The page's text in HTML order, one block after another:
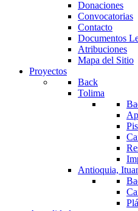
Donaciones
Convocatorias
Contacto
Documentos
Atribuciones
Mapa del Sitio
Proyectos
Back
Tolima
Antioquia,